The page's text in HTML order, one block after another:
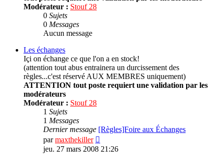
Modérateur : Stouf 28
0 Sujets
0 Messages
Aucun message
Les échanges
Içi on échange ce que l'on a en stock!
(attention tout abus entrainera un durcissement des
règles...c'est réservé AUX MEMBRES uniquement)
ATTENTION tout poste requiert une validation par les
modérateurs
Modérateur : Stouf 28
1 Sujets
1 Messages
Dernier message [Règles]Foire aux Échanges
parmaxthekiller
le
jeu. 27 mars 2008 21:26